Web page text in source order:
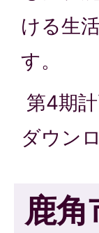
ける生
す。
第4期
ダウン
鹿